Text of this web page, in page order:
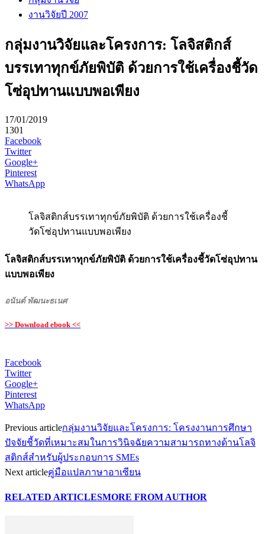
งานวิจัยปี 2007
กลุ่มงานวิจัยและโครงการ: โลจิสติกส์
บรรเทาทุกข์ภัยพิบัติ ด้วยการใช้เครื่องชี้วัด
โซ่อุปทานแบบพอเพียง
17/01/2019
1301
Facebook
Twitter
Google+
Pinterest
WhatsApp
โลจิสติกส์บรรเทาทุกข์ภัยพิบัติ ด้วยการใช้เครื่องชี้
วัดโซ่อุปทานแบบพอเพียง
โลจิสติกส์บรรเทาทุกข์ภัยพิบัติ ด้วยการใช้เครื่องชี้วัดโซ่อุปทาน
แบบพอเพียง
อนันต์ พัฒนะธเนศ
>> Download ebook <<
Facebook
Twitter
Google+
Pinterest
WhatsApp
Previous articleกลุ่มงานวิจัยและโครงการ: โครงงานการศึกษา
ปัจจัยชี้วัดที่เหมาะสมในการวินิจฉัยความสามารถทางด้านโลจิ
สติกส์สำหรับผู้ประกอบการ SMEs
Next articleคู่มือแปลภาษาอาเซียน
RELATED ARTICLESMORE FROM AUTHOR